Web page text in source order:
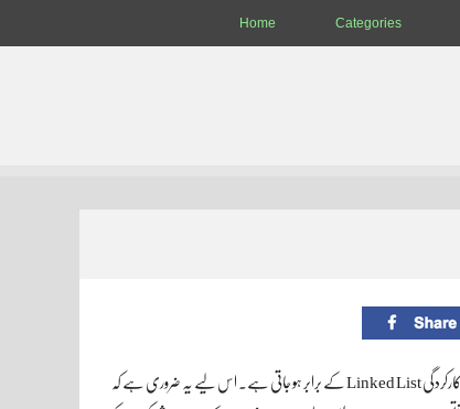
Home Categories
پچھلے ٹٹوریل میں ہم نے دیکھا تھا کہ Binary Search Tree کو بنانے کے لیے اگر ترتیب شدہ ڈیٹا استعمال کیا جائے تو اس کی کارکردگی Linked List کے برابر ہو جاتی ہے۔ اس لیے یہ ضروری ہے کہ